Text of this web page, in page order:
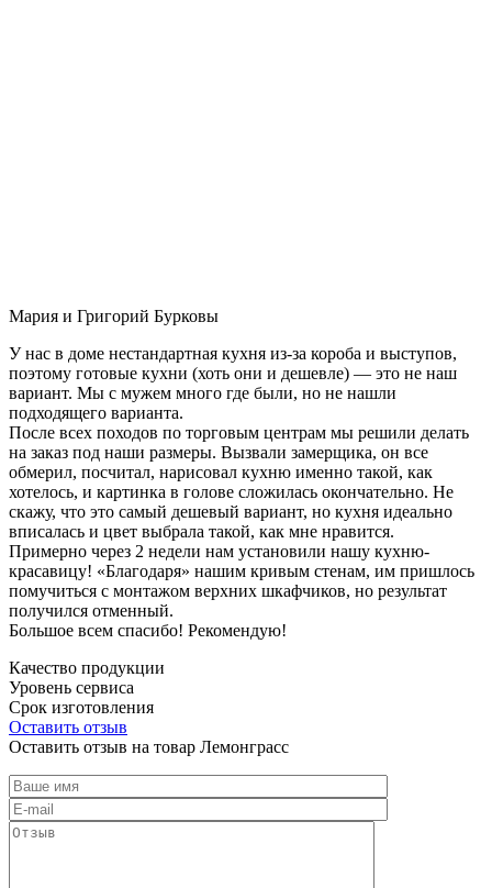
Мария и Григорий Бурковы
У нас в доме нестандартная кухня из-за короба и выступов,
поэтому готовые кухни (хоть они и дешевле) — это не наш
вариант. Мы с мужем много где были, но не нашли
подходящего варианта.
После всех походов по торговым центрам мы решили делать
на заказ под наши размеры. Вызвали замерщика, он все
обмерил, посчитал, нарисовал кухню именно такой, как
хотелось, и картинка в голове сложилась окончательно. Не
скажу, что это самый дешевый вариант, но кухня идеально
вписалась и цвет выбрала такой, как мне нравится.
Примерно через 2 недели нам установили нашу кухню-
красавицу! «Благодаря» нашим кривым стенам, им пришлось
помучиться с монтажом верхних шкафчиков, но результат
получился отменный.
Большое всем спасибо! Рекомендую!
Качество продукции
Уровень сервиса
Срок изготовления
Оставить отзыв
Оставить отзыв на товар Лемонграсс